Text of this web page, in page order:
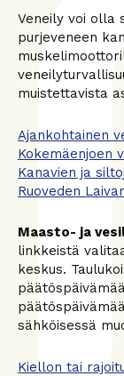
Veneily voi olla
purjeveneen
muistettavista
Ajankohtainen
Kokemäenjoen
Kanavien ja
Ruoveden
Maasto- ja
linkkeistä
keskus.
sähköisessä
Kiellon tai